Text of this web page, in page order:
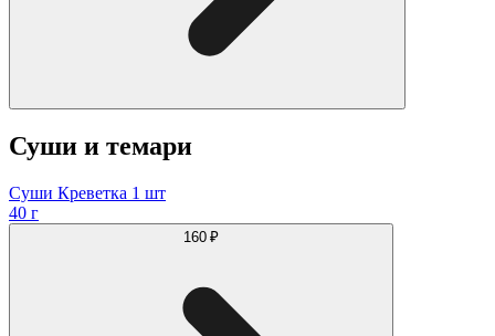
Суши и темари
Суши Креветка 1 шт
40 г
160 ₽